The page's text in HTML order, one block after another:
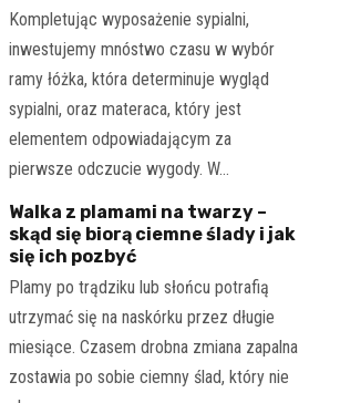
Kompletując wyposażenie sypialni,
inwestujemy mnóstwo czasu w wybór
ramy łóżka, która determinuje wygląd
sypialni, oraz materaca, który jest
elementem odpowiadającym za
pierwsze odczucie wygody. W…
Walka z plamami na twarzy –
skąd się biorą ciemne ślady i jak
się ich pozbyć
Plamy po trądziku lub słońcu potrafią
utrzymać się na naskórku przez długie
miesiące. Czasem drobna zmiana zapalna
zostawia po sobie ciemny ślad, który nie